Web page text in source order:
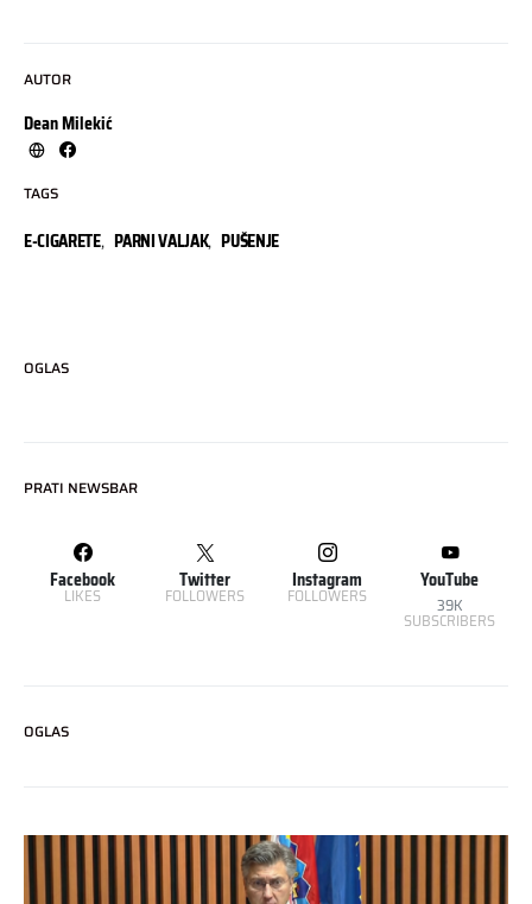
AUTOR
Dean Milekić
TAGS
E-CIGARETE, PARNI VALJAK, PUŠENJE
OGLAS
PRATI NEWSBAR
Facebook
LIKES
Twitter
FOLLOWERS
Instagram
FOLLOWERS
YouTube
39K
SUBSCRIBERS
OGLAS